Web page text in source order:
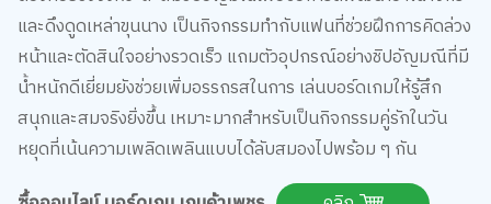
หน้าและตัดสินใจอย่างรวดเร็ว แถมตัวอุปกรณ์อย่างชิปอัญมณีที่มี
น้ำหนักดีเยี่ยมยังช่วยเพิ่มอรรถรสในการ เล่นบอร์ดเกมให้รู้สึก
สนุกและสมจริงยิ่งขึ้น เหมาะมากสำหรับเป็นกิจกรรมคู่รักในวัน
หยุดที่เน้นความเพลิดเพลินแบบได้ลับสมองไปพร้อม ๆ กัน
ซื้อออนไลน์ บอร์ดเกม เกมค้าเพชร
คลิก